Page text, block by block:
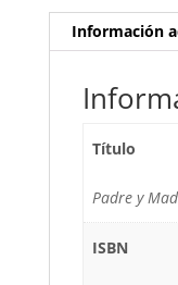
Información
Título
Padre y
ISBN